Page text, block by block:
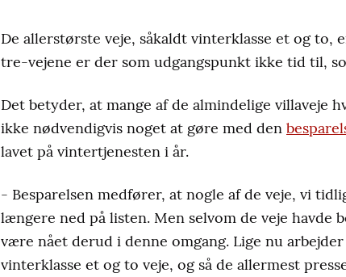
De allerstørste veje, såkaldt vinterklasse et og
tre-vejene er der som udgangspunkt ikke tid til,
Det betyder, at mange af de almindelige villaveje
ikke nødvendigvis noget at gøre med den
lavet på vintertjenesten i år.
- Besparelsen medfører, at nogle af de veje, vi
længere ned på listen. Men selvom de veje
være nået derud i denne omgang. Lige nu
vinterklasse et og to veje, og så de allermest